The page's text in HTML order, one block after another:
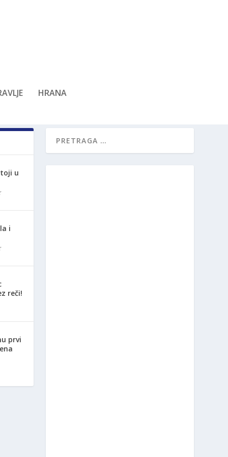
HRANA
u
i
reči!
prvi